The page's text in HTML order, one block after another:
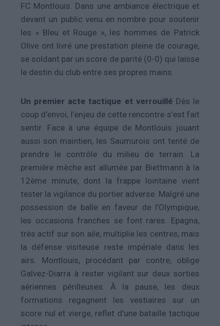
FC Montlouis. Dans une ambiance électrique et
devant un public venu en nombre pour soutenir
les « Bleu et Rouge », les hommes de Patrick
Olive ont livré une prestation pleine de courage,
se soldant par un score de parité (0-0) qui laisse
le destin du club entre ses propres mains.
Un premier acte tactique et verrouillé Dès le
coup d’envoi, l’enjeu de cette rencontre s’est fait
sentir. Face à une équipe de Montlouis jouant
aussi son maintien, les Saumurois ont tenté de
prendre le contrôle du milieu de terrain. La
première mèche est allumée par Biettmann à la
12ème minute, dont la frappe lointaine vient
tester la vigilance du portier adverse. Malgré une
possession de balle en faveur de l’Olympique,
les occasions franches se font rares. Epagna,
très actif sur son aile, multiplie les centres, mais
la défense visiteuse reste impériale dans les
airs. Montlouis, procédant par contre, oblige
Galvez-Diarra à rester vigilant sur deux sorties
aériennes périlleuses. À la pause, les deux
formations regagnent les vestiaires sur un
score nul et vierge, reflet d’une bataille tactique